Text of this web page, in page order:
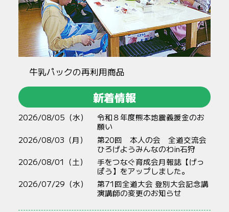
牛乳パックの再利用商品
新着情報
2026/08/05（水）
令和８年度熊本地震義援金のお
願い
2026/08/03（月）
第20回 本人の会 全道交流会
ひろげようみんなのわin石狩
2026/08/01（土）
手をつなぐ育成会月報誌【げっ
ぽう】をアップしました。
2026/07/29（水）
第71回全道大会 登別大会記念講
演講師の変更のお知らせ